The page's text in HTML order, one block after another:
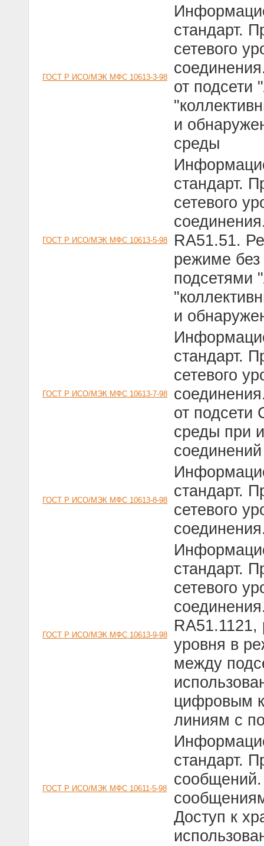
ГОСТ Р ИСО/МЭК МФС 10613-3-98
стандарт.
сетевого
от подсети
и
среды
ГОСТ Р ИСО/МЭК МФС 10613-5-98
стандарт.
сетевого
RA51.51.
режиме
подсетями
и
ГОСТ Р ИСО/МЭК МФС 10613-7-98
стандарт.
сетевого
от
среды при
ГОСТ Р ИСО/МЭК МФС 10613-8-98
стандарт.
сетевого
ГОСТ Р ИСО/МЭК МФС 10613-9-98
стандарт.
сетевого
RA51.1121,
уровня в
между
цифровым
линиям с
ГОСТ Р ИСО/МЭК МФС 10611-5-98
стандарт.
Доступ к